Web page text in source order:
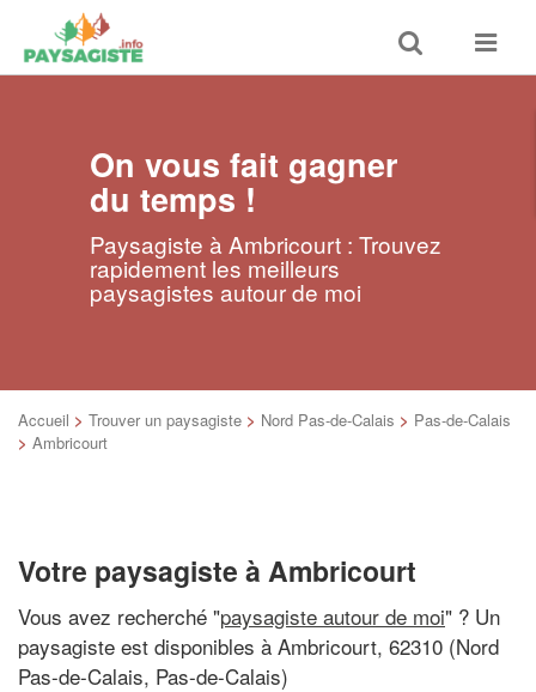
Toggle
search
Toggle
On vous fait gagner
du temps !
Paysagiste à Ambricourt : Trouvez
rapidement les meilleurs
paysagistes autour de moi
Accueil > Trouver un paysagiste > Nord Pas-de-Calais > Pas-de-Calais
> Ambricourt
Votre paysagiste à Ambricourt
Vous avez recherché "paysagiste autour de moi" ? Un
paysagiste est disponibles à Ambricourt, 62310 (Nord
Pas-de-Calais, Pas-de-Calais)